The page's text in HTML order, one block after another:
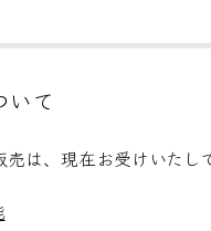
いて
は、現在お受けいたし